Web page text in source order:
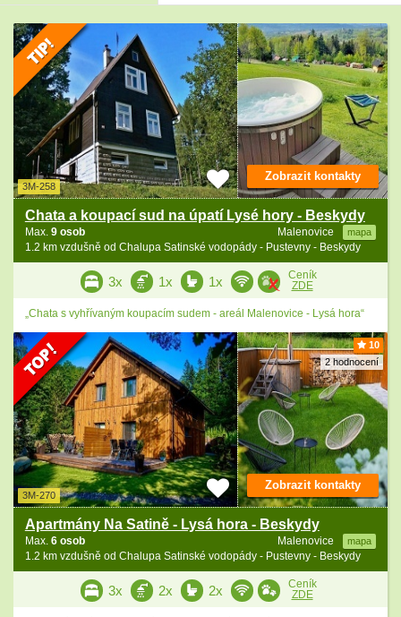
3M-258
Chata a koupací sud na úpatí Lysé hory - Beskydy
Malenovice mapa
Max. 9 osob
1.2 km vzdušně od Chalupa Satinské vodopády - Pustevny - Beskydy
Zobrazit kontakty
3x 1x 1x
Ceník
ZDE
„Chata s vyhřívaným koupacím sudem - areál Malenovice - Lysá hora“
10
2 hodnocení
3M-270
Apartmány Na Satině - Lysá hora - Beskydy
Malenovice mapa
Max. 6 osob
1.2 km vzdušně od Chalupa Satinské vodopády - Pustevny - Beskydy
Zobrazit kontakty
3x 2x 2x
Ceník
ZDE